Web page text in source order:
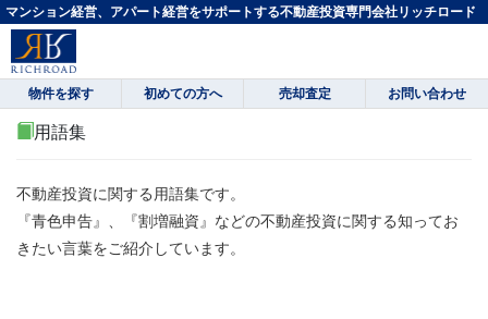
マンション経営、アパート経営をサポートする不動産投資専門会社リッチロード
物件を探す 初めての方へ 売却査定 お問い合わせ
用語集
不動産投資に関する用語集です。
『青色申告』、『割増融資』などの不動産投資に関する知ってお
きたい言葉をご紹介しています。